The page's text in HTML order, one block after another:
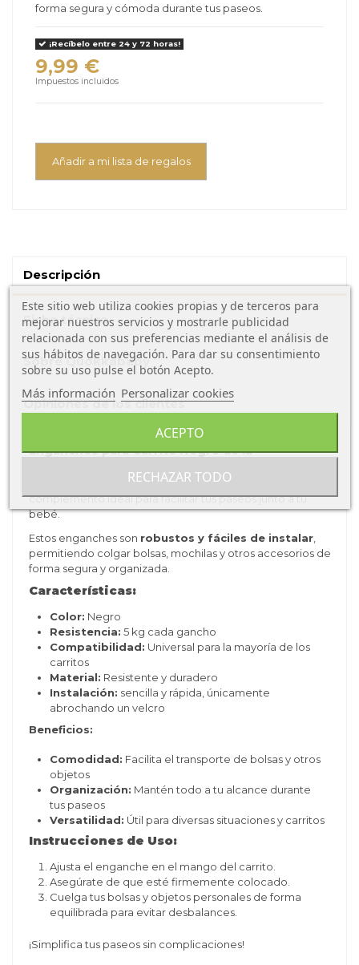
forma segura y cómoda durante tus paseos.
¡Recíbelo entre 24 y 72 horas!
9,99 €
Impuestos incluidos
Añadir a mi lista de regalos
Descripción
Ficha técnica
Sobre Quokkababy
Opiniones de los clientes
Enganches para Carrito Negro de la
Los enganches para carrito con mosquetón son el
complemento ideal para facilitar tus paseos junto a tu
bebé.
Estos enganches son robustos y fáciles de instalar,
permitiendo colgar bolsas, mochilas y otros accesorios de
forma segura y organizada.
Características:
Color: Negro
Resistencia: 5 kg cada gancho
Compatibilidad: Universal para la mayoría de los
carritos
Material: Resistente y duradero
Instalación: sencilla y rápida, únicamente
abrochando un velcro
Beneficios:
Comodidad: Facilita el transporte de bolsas y otros
objetos
Organización: Mantén todo a tu alcance durante
tus paseos
Versatilidad: Útil para diversas situaciones y carritos
Instrucciones de Uso:
Ajusta el enganche en el mango del carrito.
Asegúrate de que esté firmemente colocado.
Cuelga tus bolsas y objetos personales de forma
equilibrada para evitar desbalances.
¡Simplifica tus paseos sin complicaciones!
Este sitio web utiliza cookies propias y de terceros para
mejorar nuestros servicios y mostrarle publicidad
relacionada con sus preferencias mediante el análisis de
sus hábitos de navegación. Para dar su consentimiento
sobre su uso pulse el botón Acepto.
Más información Personalizar cookies
RECHAZAR TODO
ACEPTO